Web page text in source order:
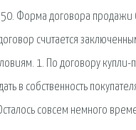
Форма договора продажи
считается
1. По договору
в собственность
совсем немного